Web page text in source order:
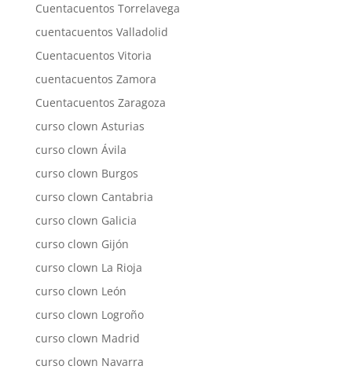
Cuentacuentos Torrelavega
cuentacuentos Valladolid
Cuentacuentos Vitoria
cuentacuentos Zamora
Cuentacuentos Zaragoza
curso clown Asturias
curso clown Ávila
curso clown Burgos
curso clown Cantabria
curso clown Galicia
curso clown Gijón
curso clown La Rioja
curso clown León
curso clown Logroño
curso clown Madrid
curso clown Navarra